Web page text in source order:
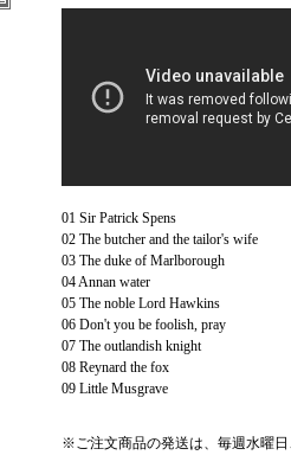
01 Sir Patrick Spens
02 The butcher and the tailor's wife
03 The duke of Marlborough
04 Annan water
05 The noble Lord Hawkins
06 Don't you be foolish, pray
07 The outlandish knight
08 Reynard the fox
09 Little Musgrave
※ご注文商品の発送は、毎週水曜日